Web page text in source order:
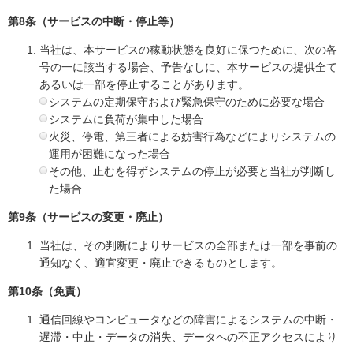
第8条（サービスの中断・停止等）
当社は、本サービスの稼動状態を良好に保つために、次の各
号の一に該当する場合、予告なしに、本サービスの提供全て
あるいは一部を停止することがあります。
システムの定期保守および緊急保守のために必要な場合
システムに負荷が集中した場合
火災、停電、第三者による妨害行為などによりシステムの
運用が困難になった場合
その他、止むを得ずシステムの停止が必要と当社が判断し
た場合
第9条（サービスの変更・廃止）
当社は、その判断によりサービスの全部または一部を事前の
通知なく、適宜変更・廃止できるものとします。
第10条（免責）
通信回線やコンピュータなどの障害によるシステムの中断・
遅滞・中止・データの消失、データへの不正アクセスにより